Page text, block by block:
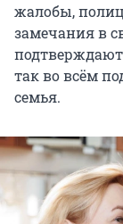
жалобы,
замечания в
подтверждают
так во всём
семья.